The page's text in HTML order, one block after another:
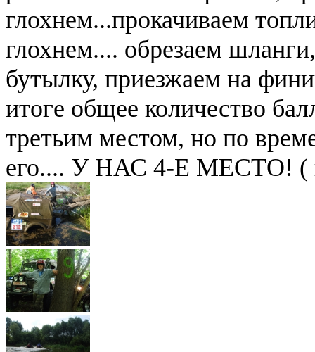
глохнем...прокачиваем
глохнем.... обрезаем
бутылку, приезжаем на
итоге общее количество
третьим местом, но по
его.... У НАС 4-Е МЕСТО! (